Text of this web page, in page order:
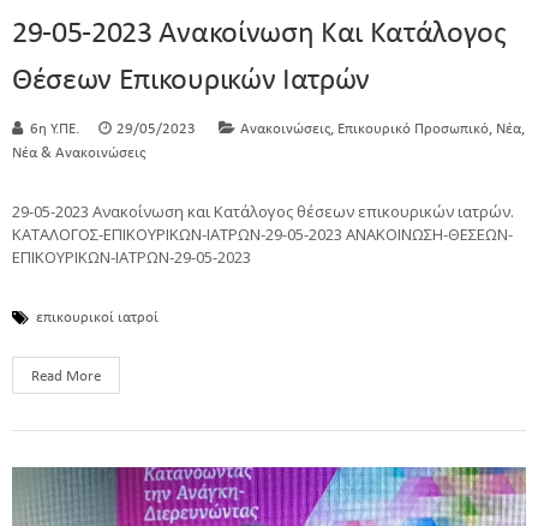
29-05-2023 Ανακοίνωση Και Κατάλογος
Θέσεων Επικουρικών Ιατρών
6η Υ.ΠΕ. 29/05/2023 Ανακοινώσεις, Επικουρικό Προσωπικό, Νέα,
Νέα & Ανακοινώσεις
29-05-2023 Ανακοίνωση και Κατάλογος θέσεων επικουρικών ιατρών.
ΚΑΤΑΛΟΓΟΣ-ΕΠΙΚΟΥΡΙΚΩΝ-ΙΑΤΡΩΝ-29-05-2023 ΑΝΑΚΟΙΝΩΣΗ-ΘΕΣΕΩΝ-
ΕΠΙΚΟΥΡΙΚΩΝ-ΙΑΤΡΩΝ-29-05-2023
επικουρικοί ιατροί
Read More